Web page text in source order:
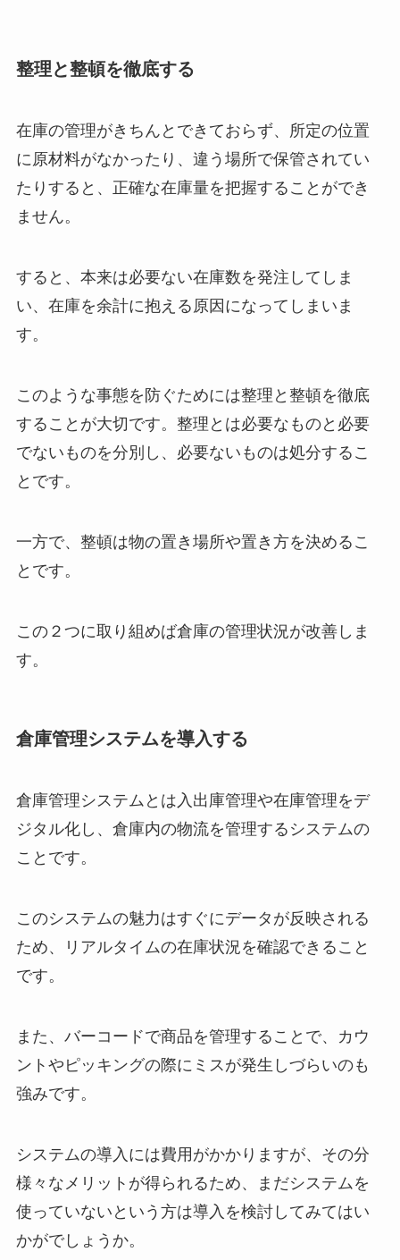
整理と整頓を徹底する
在庫の管理がきちんとできておらず、所定の位置
に原材料がなかったり、違う場所で保管されてい
たりすると、正確な在庫量を把握することができ
ません。
すると、本来は必要ない在庫数を発注してしま
い、在庫を余計に抱える原因になってしまいま
す。
このような事態を防ぐためには整理と整頓を徹底
することが大切です。整理とは必要なものと必要
でないものを分別し、必要ないものは処分するこ
とです。
一方で、整頓は物の置き場所や置き方を決めるこ
とです。
この２つに取り組めば倉庫の管理状況が改善しま
す。
倉庫管理システムを導入する
倉庫管理システムとは入出庫管理や在庫管理をデ
ジタル化し、倉庫内の物流を管理するシステムの
ことです。
このシステムの魅力はすぐにデータが反映される
ため、リアルタイムの在庫状況を確認できること
です。
また、バーコードで商品を管理することで、カウ
ントやピッキングの際にミスが発生しづらいのも
強みです。
システムの導入には費用がかかりますが、その分
様々なメリットが得られるため、まだシステムを
使っていないという方は導入を検討してみてはい
かがでしょうか。